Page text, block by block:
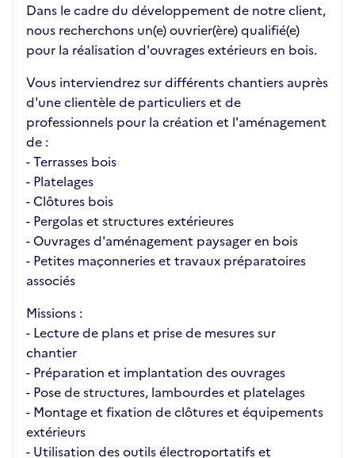
Dans le cadre du développement de notre client,
nous recherchons un(e) ouvrier(ère) qualifié(e)
pour la réalisation d'ouvrages extérieurs en bois.
Vous interviendrez sur différents chantiers auprès
d'une clientèle de particuliers et de
professionnels pour la création et l'aménagement
de :
- Terrasses bois
- Platelages
- Clôtures bois
- Pergolas et structures extérieures
- Ouvrages d'aménagement paysager en bois
- Petites maçonneries et travaux préparatoires
associés
Missions :
- Lecture de plans et prise de mesures sur
chantier
- Préparation et implantation des ouvrages
- Pose de structures, lambourdes et platelages
- Montage et fixation de clôtures et équipements
extérieurs
- Utilisation des outils électroportatifs et